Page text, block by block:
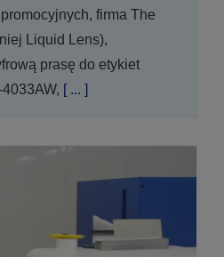
firma The
Liquid Lens),
prasę do etykiet
[ ... ]